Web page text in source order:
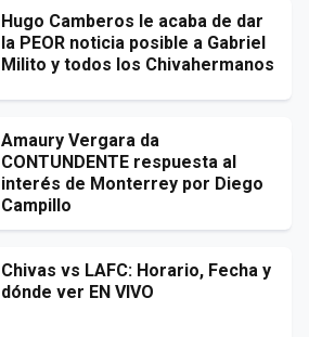
Hugo Camberos le acaba de dar
la PEOR noticia posible a Gabriel
Milito y todos los Chivahermanos
Amaury Vergara da
CONTUNDENTE respuesta al
interés de Monterrey por Diego
Campillo
Chivas vs LAFC: Horario, Fecha y
dónde ver EN VIVO